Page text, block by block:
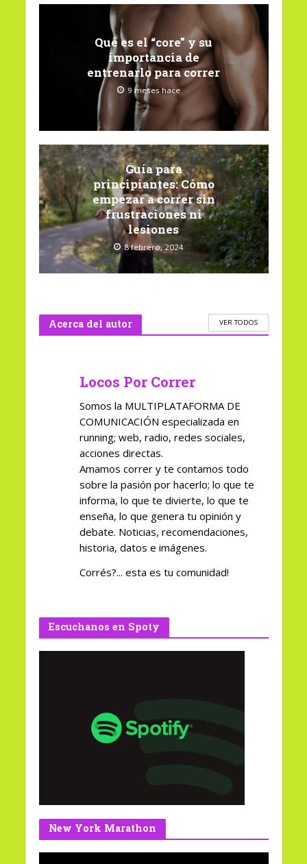
Qué es el “core” y su
importancia de
entrenarlo para correr
9 meses hace
Guía para
principiantes: Cómo
empezar a correr sin
frustraciones ni
lesiones
8 febrero, 2024
Acerca del autor VER TODOS
Locos Por Correr
Somos la MULTIPLATAFORMA DE
COMUNICACIÓN especializada en
running; web, radio, redes sociales,
acciones directas.
Amamos correr y te contamos todo
sobre la pasión por hacerlo; lo que te
informa, lo que te divierte, lo que te
enseña, lo que genera tu opinión y
debate. Noticias, recomendaciones,
historia, datos e imágenes.
Corrés?... esta es tu comunidad!
Escuchanos en Spoty
New York Marathon